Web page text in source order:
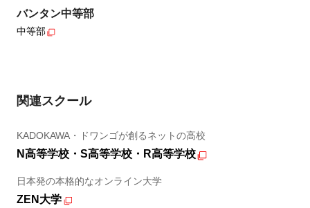
バンタン中等部
中等部
関連スクール
KADOKAWA・ドワンゴが創るネットの高校
N高等学校・S高等学校・R高等学校
日本発の本格的なオンライン大学
ZEN大学